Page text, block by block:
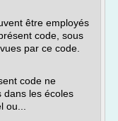
être employés
code, sous
par ce code.
code ne
dans les écoles